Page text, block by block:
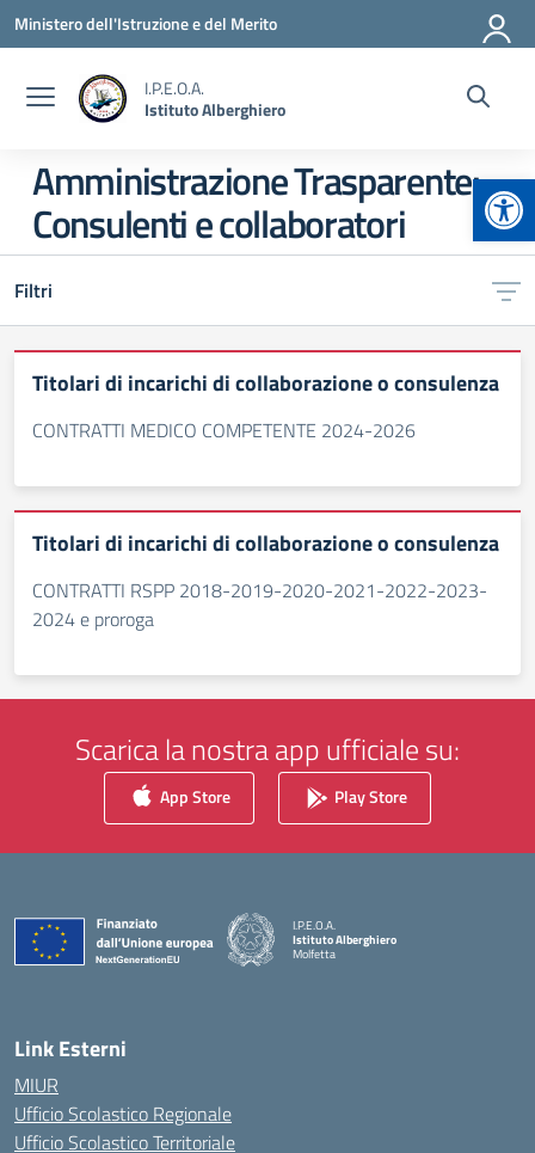
Vai ai contenuti
Vai al menu di navigazione
Vai al footer
Ministero dell'Istruzione e del Merito
I.P.E.O.A.
Istituto Alberghiero
Amministrazione Trasparente:
Consulenti e collaboratori
Filtri
Titolari di incarichi di collaborazione o consulenza
CONTRATTI MEDICO COMPETENTE 2024-2026
Titolari di incarichi di collaborazione o consulenza
CONTRATTI RSPP 2018-2019-2020-2021-2022-2023-
2024 e proroga
Scarica la nostra app ufficiale su:
App Store Play Store
I.P.E.O.A.
Istituto Alberghiero
Molfetta
Link Esterni
MIUR
Ufficio Scolastico Regionale
Ufficio Scolastico Territoriale